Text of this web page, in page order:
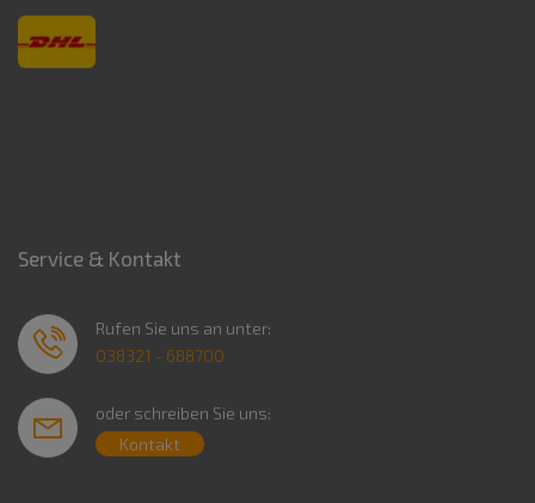
Service & Kontakt
Rufen Sie uns an unter:
038321 - 688700
oder schreiben Sie uns:
Kontakt